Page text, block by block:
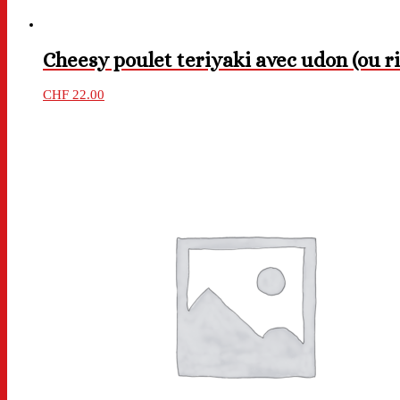
Cheesy poulet teriyaki avec udon (ou
CHF 22.00